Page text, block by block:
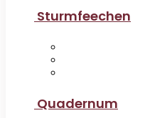
Sturmfeechen
Quadernum